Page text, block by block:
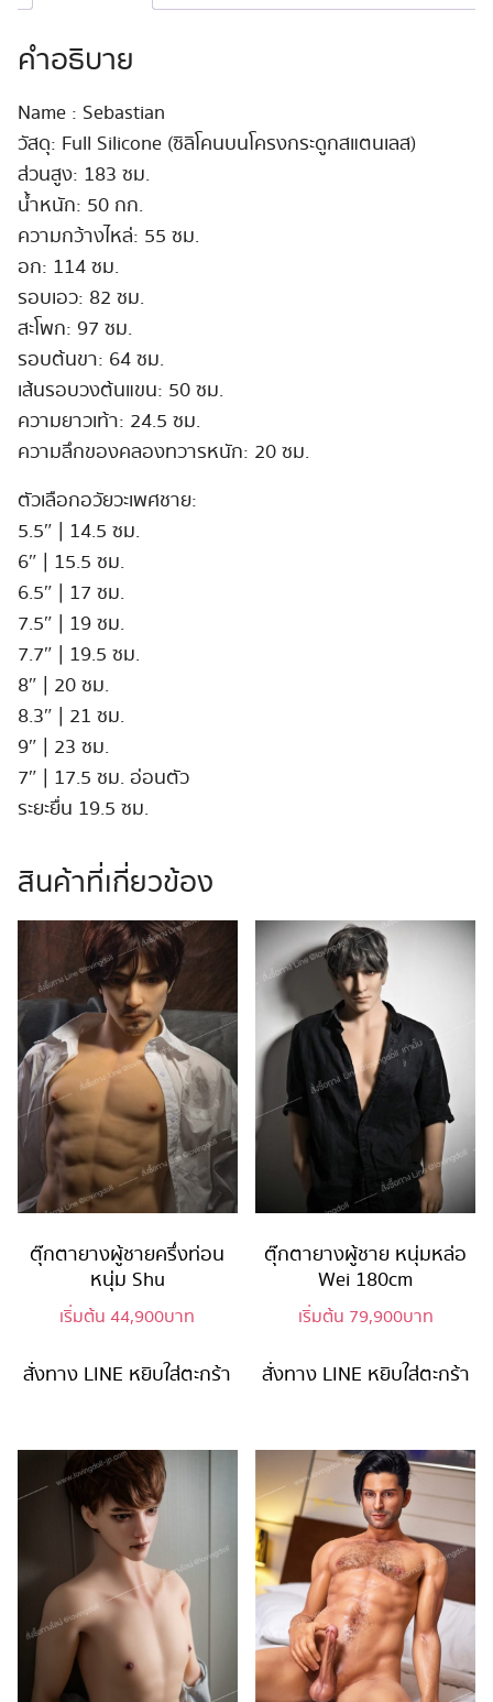
ชิ้น
คำอธิบาย
Name : Sebastian
วัสดุ: Full Silicone (ซิลิโคนบนโครงกระดูกสแตนเลส)
ส่วนสูง: 183 ซม.
น้ำหนัก: 50 กก.
ความกว้างไหล่: 55 ซม.
อก: 114 ซม.
รอบเอว: 82 ซม.
สะโพก: 97 ซม.
รอบต้นขา: 64 ซม.
เส้นรอบวงต้นแขน: 50 ซม.
ความยาวเท้า: 24.5 ซม.
ความลึกของคลองทวารหนัก: 20 ซม.
ตัวเลือกอวัยวะเพศชาย:
5.5″ | 14.5 ซม.
6″ | 15.5 ซม.
6.5″ | 17 ซม.
7.5″ | 19 ซม.
7.7″ | 19.5 ซม.
8″ | 20 ซม.
8.3″ | 21 ซม.
9″ | 23 ซม.
7″ | 17.5 ซม. อ่อนตัว
ระยะยื่น 19.5 ซม.
สินค้าที่เกี่ยวข้อง
ตุ๊กตายางผู้ชายครึ่งท่อน
หนุ่ม Shu
เริ่มต้น44,900บาท
สั่งทาง LINE หยิบใส่ตะกร้า
ตุ๊กตายางผู้ชาย หนุ่มหล่อ
Wei 180cm
เริ่มต้น 79,900บาท
สั่งทาง LINE หยิบใส่ตะกร้า